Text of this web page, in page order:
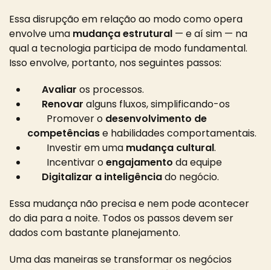
Essa disrupção em relação ao modo como opera
envolve uma mudança estrutural — e aí sim — na
qual a tecnologia participa de modo fundamental.
Isso envolve, portanto, nos seguintes passos:
Avaliar os processos.
Renovar alguns fluxos, simplificando-os
Promover o desenvolvimento de
competênciase habilidades comportamentais.
Investir em uma mudança cultural.
Incentivar oengajamento da equipe
Digitalizar a inteligênciado negócio.
Essa mudança não precisa e nem pode acontecer
do dia para a noite. Todos os passos devem ser
dados com bastante planejamento.
Uma das maneiras se transformar os negócios